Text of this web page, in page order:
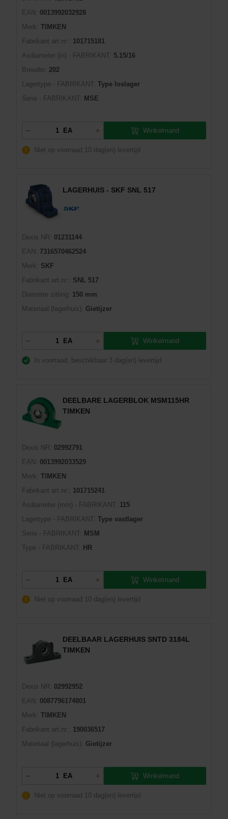
EAN:
0013992032928
Merk: TIMKEN
Fabrikant art.nr::
101715181
Asdiameter (in) - FABRIKANT: 5.15/16
Breedte: 202
Lagertype - FABRIKANT: Type loslager
Serie - FABRIKANT:
MSE
EA Winkelmand
Niet op voorraad 10 dag(en) levertijd
LAGERHUIS - SKF SNL 517
Dexis NR:
01231144
EAN:
7316570462524
Merk:
SKF
Fabrikant art.nr::
SNL 517
Diameter zitting:
150 mm
Materiaal (lagerhuis):
Gietijzer
EA Winkelmand
In voorraad: beschikbaar 3 dag(en) levertijd
DEELBARE LAGERBLOK MSM115HR
TIMKEN
Dexis NR:
02992791
EAN:
0013992033529
Merk: TIMKEN
Fabrikant art.nr::
101715241
Asdiameter (mm) - FABRIKANT: 115
Lagertype - FABRIKANT: Type vastlager
Serie - FABRIKANT:
MSM
Type - FABRIKANT:
HR
EA Winkelmand
Niet op voorraad 10 dag(en) levertijd
DEELBAAR LAGERHUIS SNTD 3184L
TIMKEN
Dexis NR:
02992952
EAN:
0087796174801
Merk: TIMKEN
Fabrikant art.nr::
190036517
Materiaal (lagerhuis):
Gietijzer
EA Winkelmand
Niet op voorraad 10 dag(en) levertijd